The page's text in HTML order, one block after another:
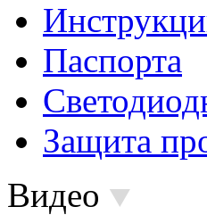
Паспорта
Защита
Видео